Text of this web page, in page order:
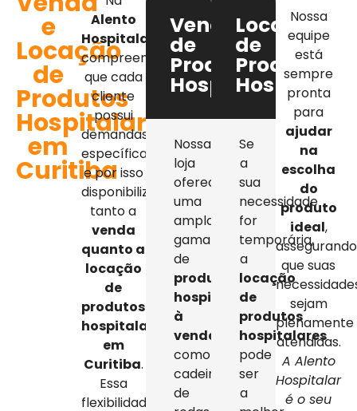
e
Locação
de
Produtos
Hospitalares
em
Curitiba
Alento
Hospitalar
compreendemos
que cada
cliente
possui
demandas
específicas,
e por isso
disponibilizamos
tanto a
venda
quanto a
locação
de
produtos
hospitalares
em
Curitiba.
Essa
flexibilidade
Venda
de
Produtos
Hospitalares
Nossa
loja
oferece
uma
ampla
gama
de
produtos
hospitalares
à
venda
como
cadeiras
de
Locação
de
Produtos
Se
a
sua
necessidade
for
temporária,
a
locação
de
produtos
hospitalares
pode
ser
a
Nossa
equipe
está
sempre
pronta
para
ajudar
na
escolha
do
produto
ideal,
assegurando
que suas
sejam
plenamente
atendidas.
A Alento
Hospitalar
é o seu